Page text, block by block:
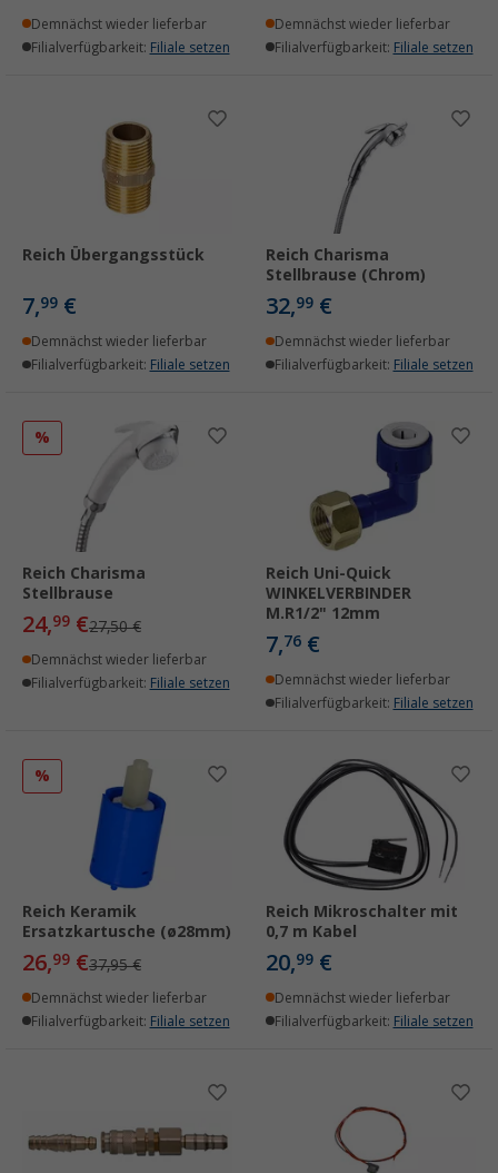
Demnächst wieder lieferbar
Filialverfügbarkeit: Filiale setzen
Demnächst wieder lieferbar
Filialverfügbarkeit: Filiale setzen
Reich Übergangsstück
7,99 €
Demnächst wieder lieferbar
Filialverfügbarkeit: Filiale setzen
Reich Charisma
Stellbrause (Chrom)
32,99 €
Demnächst wieder lieferbar
Filialverfügbarkeit: Filiale setzen
%
Reich Charisma
Stellbrause
24,99 €27,50 €
Demnächst wieder lieferbar
Filialverfügbarkeit: Filiale setzen
Reich Uni-Quick
WINKELVERBINDER
M.R1/2" 12mm
7,76 €
Demnächst wieder lieferbar
Filialverfügbarkeit: Filiale setzen
%
Reich Keramik
Ersatzkartusche (ø28mm)
26,99 €37,95 €
Demnächst wieder lieferbar
Filialverfügbarkeit: Filiale setzen
Reich Mikroschalter mit
0,7 m Kabel
20,99 €
Demnächst wieder lieferbar
Filialverfügbarkeit: Filiale setzen